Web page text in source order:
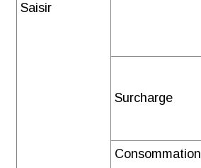
Saisir
Surcharge
Consommation
DJSF1352-RN,